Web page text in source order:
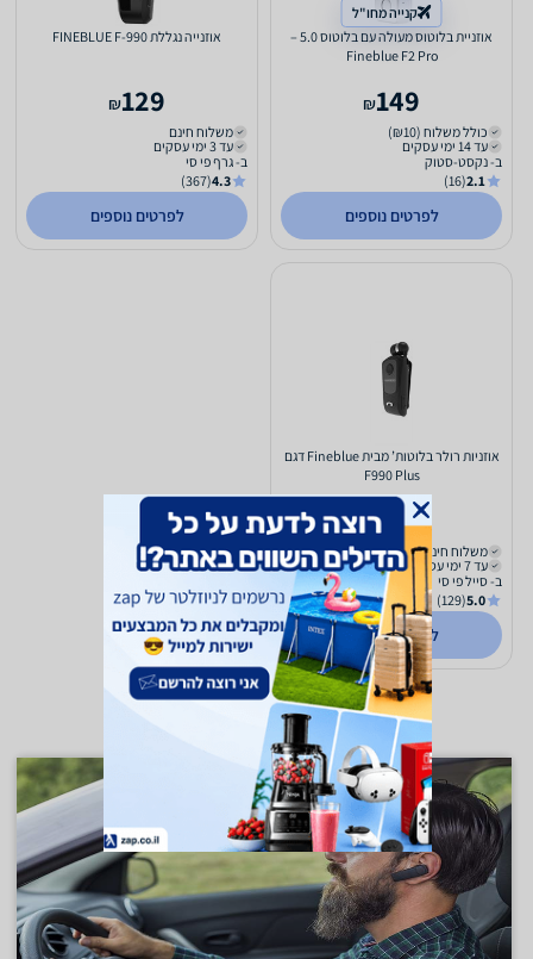
קנייה מחו"ל
אוזניית בלוטוס מעולה עם בלוטוס 5.0 –
Fineblue F2 Pro
149
₪
כולל משלוח (₪10)
עד 14 ימי עסקים
ב- נקסט-סטוק
2.1
(16)
לפרטים נוספים
אוזנייה נגללת FINEBLUE F-990
129
₪
משלוח חינם
עד 3 ימי עסקים
ב- גרף פי סי
4.3
(367)
לפרטים נוספים
אוזניות רולר בלוטות’ מבית Fineblue דגם
F990 Plus
159
₪
משלוח חינם
עד 7 ימי עסקים
ב- סייל פי סי
5.0
(129)
לפרטים נוספים